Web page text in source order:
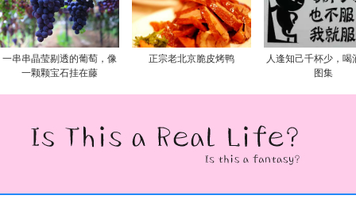
一串串晶莹剔透的葡萄，像
一颗颗宝石挂在藤
正宗老北京脆皮烤鸭
人逢知己千杯少，喝
图集